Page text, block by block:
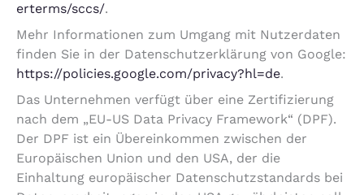
erterms/sccs/.
Mehr Informationen zum Umgang mit Nutzerdaten
finden Sie in der Datenschutzerklärung von Google:
https://policies.google.com/privacy?hl=de.
Das Unternehmen verfügt über eine Zertifizierung
nach dem „EU-US Data Privacy Framework“ (DPF).
Der DPF ist ein Übereinkommen zwischen der
Europäischen Union und den USA, der die
Einhaltung europäischer Datenschutzstandards bei